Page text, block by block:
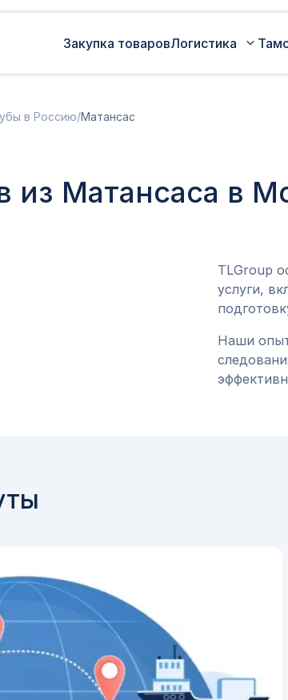
Закупка товаровЛогистика
товара
в Россию/Матансас
из Матансаса в
TLGroup
услуги,
Наши